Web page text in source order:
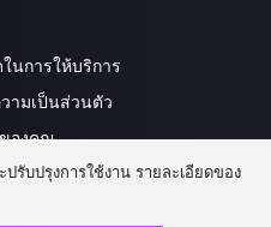
นการให้บริการ
ามเป็นส่วนตัว
องคุณ
เรา
รับปรุงการใช้งาน รายละเอียดของ